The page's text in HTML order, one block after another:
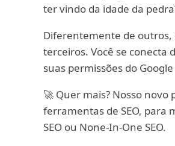
ter vindo da idade da
Diferentemente de outros,
terceiros. Você se conecta
suas permissões do
🚀 Quer mais? Nosso novo
ferramentas de SEO, para
SEO ou None-In-One SEO.